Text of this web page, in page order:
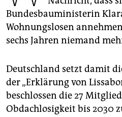
Bundesbauministerin
Wohnungslosen
sechs Jahren niemand
Deutschland setzt damit
der „Erklärung von
beschlossen die 27
Obdachlosigkeit bis 2030